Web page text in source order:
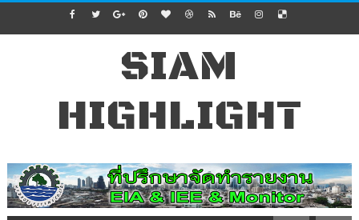
SIAM
HIGHLIGHT